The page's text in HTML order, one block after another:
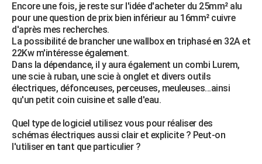
Encore une fois, je reste sur l'idée d'acheter du 25mm² alu
pour une question de prix bien inférieur au 16mm² cuivre
d'après mes recherches.
La possibilité de brancher une wallbox en triphasé en 32A et
22Kw m'intéresse également.
Dans la dépendance, il y aura également un combi Lurem,
une scie à ruban, une scie à onglet et divers outils
électriques, défonceuses, perceuses, meuleuses...ainsi
qu'un petit coin cuisine et salle d'eau.
Quel type de logiciel utilisez vous pour réaliser des
schémas électriques aussi clair et explicite ? Peut-on
l'utiliser en tant que particulier ?